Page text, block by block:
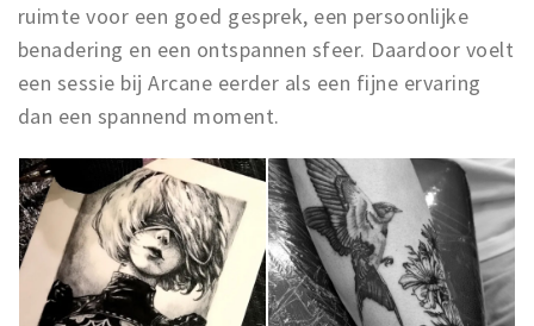
ruimte voor een goed gesprek, een persoonlijke
benadering en een ontspannen sfeer. Daardoor voelt
een sessie bij Arcane eerder als een fijne ervaring
dan een spannend moment.